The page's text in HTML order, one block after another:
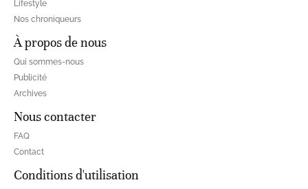
Lifestyle
Nos chroniqueurs
À propos de nous
Qui sommes-nous
Publicité
Archives
Nous contacter
FAQ
Contact
Conditions d'utilisation